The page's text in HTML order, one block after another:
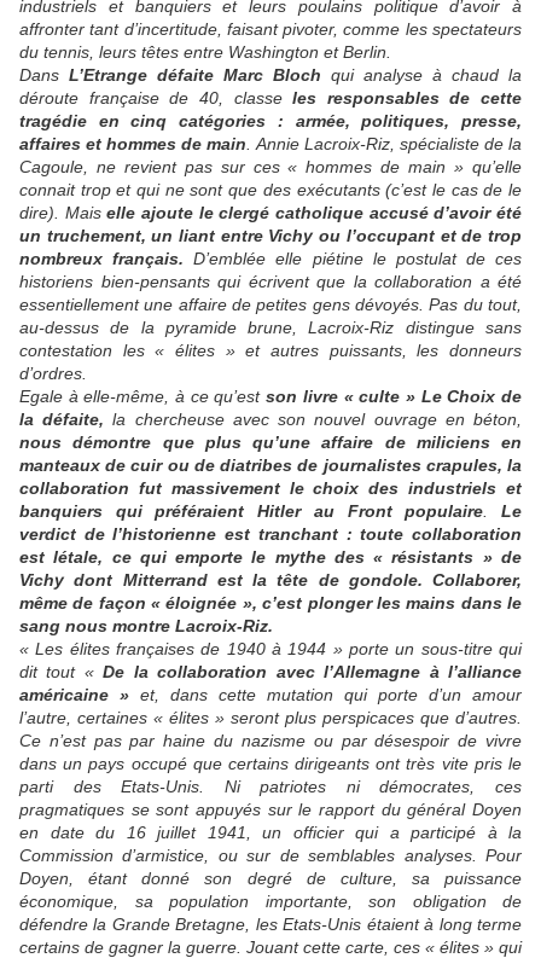
industriels et banquiers et leurs poulains politique d’avoir à
affronter tant d’incertitude, faisant pivoter, comme les spectateurs
du tennis, leurs têtes entre Washington et Berlin.
Dans L’Etrange défaite Marc Bloch qui analyse à chaud la
déroute française de 40, classeles responsables de cette
tragédie en cinq catégories : armée, politiques, presse,
affaires et hommes de main . Annie Lacroix-Riz, spécialiste de la
Cagoule, ne revient pas sur ces « hommes de main » qu’elle
connait trop et qui ne sont que des exécutants (c’est le cas de le
dire). Maiselle ajoute le clergé catholique accusé d’avoir été
un truchement, un liant entre Vichy ou l’occupant et de trop
nombreux français. D’emblée elle piétine le postulat de ces
historiens bien-pensants qui écrivent que la collaboration a été
essentiellement une affaire de petites gens dévoyés. Pas du tout,
au-dessus de la pyramide brune, Lacroix-Riz distingue sans
contestation les « élites » et autres puissants, les donneurs
d’ordres.
Egale à elle-même, à ce qu’estson livre « culte » Le Choix de
la défaite, la chercheuse avec son nouvel ouvrage en béton,
nous démontre que plus qu’une affaire de miliciens en
manteaux de cuir ou de diatribes de journalistes crapules, la
collaboration fut massivement le choix des industriels et
banquiers qui préféraient Hitler au Front populaire .Le
verdict de l’historienne est tranchant : toute collaboration
est létale, ce qui emporte le mythe des « résistants » de
Vichy dont Mitterrand est la tête de gondole. Collaborer,
même de façon « éloignée », c’est plonger les mains dans le
sang nous montre Lacroix-Riz.
« Les élites françaises de 1940 à 1944 » porte un sous-titre qui
dit tout «De la collaboration avec l’Allemagne à l’alliance
américaine » et, dans cette mutation qui porte d’un amour
l’autre, certaines « élites » seront plus perspicaces que d’autres.
Ce n’est pas par haine du nazisme ou par désespoir de vivre
dans un pays occupé que certains dirigeants ont très vite pris le
parti des Etats-Unis. Ni patriotes ni démocrates, ces
pragmatiques se sont appuyés sur le rapport du général Doyen
en date du 16 juillet 1941, un officier qui a participé à la
Commission d’armistice, ou sur de semblables analyses. Pour
Doyen, étant donné son degré de culture, sa puissance
économique, sa population importante, son obligation de
défendre la Grande Bretagne, les Etats-Unis étaient à long terme
certains de gagner la guerre. Jouant cette carte, ces « élites » qui